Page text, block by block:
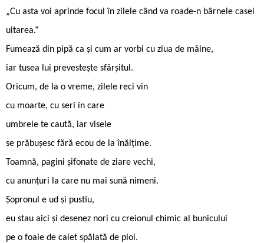
„Cu asta voi aprinde focul în zilele când va roade-n bârnele casei
uitarea.“
Fumează din pipă ca și cum ar vorbi cu ziua de mâine,
iar tusea lui prevestește sfârșitul.
Oricum, de la o vreme, zilele reci vin
cu moarte, cu seri în care
umbrele te caută, iar visele
se prăbușesc fără ecou de la înălțime.
Toamnă, pagini șifonate de ziare vechi,
cu anunțuri la care nu mai sună nimeni.
Șopronul e ud și pustiu,
eu stau aici și desenez nori cu creionul chimic al bunicului
pe o foaie de caiet spălată de ploi.